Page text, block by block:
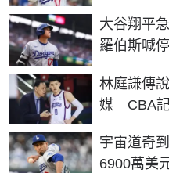
大谷翔平
羅伯斯喊
林庭謙傳
媒 CBA記
宇宙道奇
6900萬美